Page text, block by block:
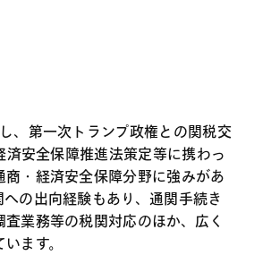
、第一次トランプ政権との関税交
済安全保障推進法策定等に携わっ
商・経済安全保障分野に強みがあ
への出向経験もあり、通関手続き
業務等の税関対応のほか、広く
ます。